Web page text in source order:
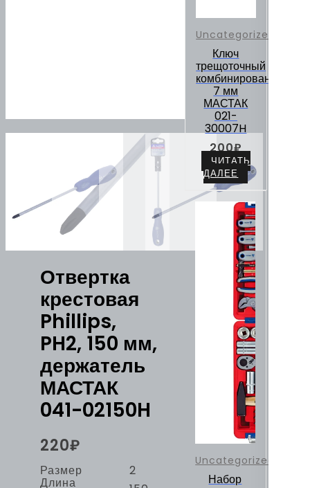
Отвертка
крестовая
Phillips,
PH2, 150 мм,
держатель
МАСТАК
041-02150H
220₽
Размер 2
Длина
Uncategorized
Ключ
трещоточный
комбинированный
7 мм
МАСТАК
021-
30007H
200₽
ЧИТАТЬ
ДАЛЕЕ
Uncategorized
Набор